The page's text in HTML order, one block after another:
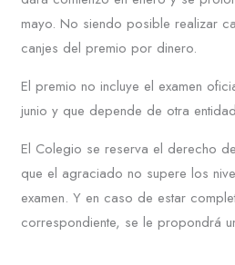
mayo. No siendo posible realizar
canjes del premio por dinero.
El premio no incluye el examen
junio y que depende de otra
El Colegio se reserva el derecho
que el agraciado no supere los
examen. Y en caso de estar
correspondiente, se le propondrá